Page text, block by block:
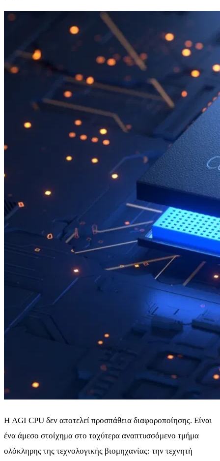
Η AGI CPU δεν αποτελεί προσπάθεια διαφοροποίησης. Είναι
ένα άμεσο στοίχημα στο ταχύτερα αναπτυσσόμενο τμήμα
ολόκληρης της τεχνολογικής βιομηχανίας: την τεχνητή